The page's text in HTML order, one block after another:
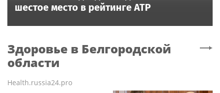
шестое место в рейтинге ATP
Здоровье в Белгородской
области
Health.russia24.pro